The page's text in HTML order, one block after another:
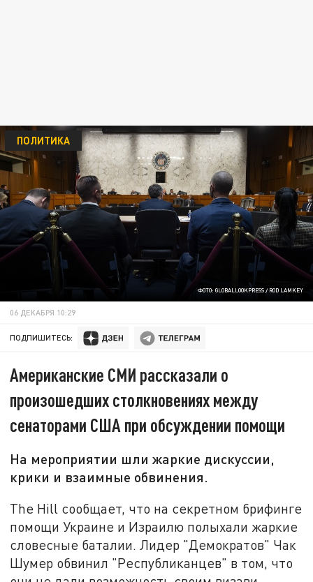
ФОТО: GLOBALLOOKPRESS / ROD LAMKEY
ПОЛИТИКА
06 ДЕКАБРЯ 10:29
ПОДПИШИТЕСЬ:
Американские СМИ рассказали о
произошедших столкновениях между
сенаторами США при обсуждении помощи
На мероприятии шли жаркие дискуссии,
крики и взаимные обвинения.
The Hill сообщает, что на секретном брифинге
помощи Украине и Израилю полыхали жаркие
словесные баталии. Лидер "Демократов" Чак
Шумер обвинил "Республиканцев" в том, что